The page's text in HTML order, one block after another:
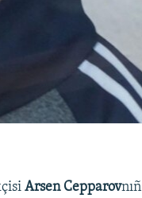
Arsen Cepparovnıñ